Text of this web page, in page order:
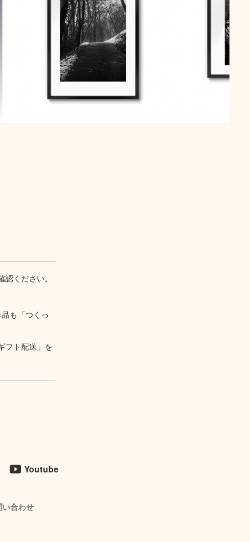
認ください。
も「つくっ
フト配送」を
Youtube
い合わせ